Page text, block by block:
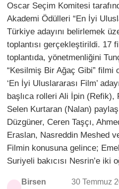
Oscar Seçim Komitesi
Akademi Ödülleri “En İyi
Türkiye adayını belirlemek
toplantısı gerçekleştirildi. 17
toplantıda, yönetmenliğini
“Kesilmiş Bir Ağaç Gibi” filmi
‘En İyi Uluslararası Film’
başlıca rolleri Ali İpin (Refik),
Selen Kurtaran (Nalan)
Düzgüner, Ceren Taşçı,
Eraslan, Nasreddin Meshed
Filmin konusuna gelince;
Suriyeli bakıcısı Nesrin’e iki
Birsen
30 Temmuz